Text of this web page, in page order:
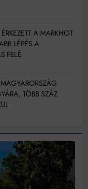
A MARKHOT
LÉPÉS A
FELÉ
TÖBB SZÁZ